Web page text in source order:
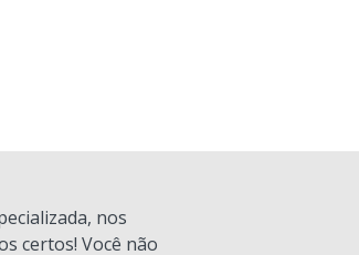
nos
certos! Você não